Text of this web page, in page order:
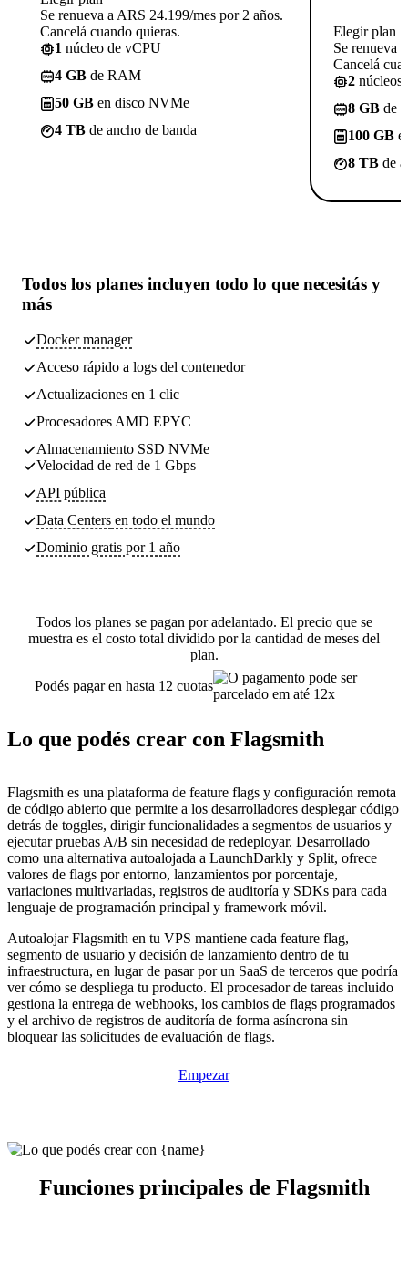
Se renueva a ARS 24.199/mes por 2 años.
Cancelá cuando quieras.
1 núcleo de vCPU
4 GB de RAM
50 GB en disco NVMe
4 TB de ancho de banda
Elegir plan
Se renueva
Cancelá
2 núcleos
8 GB de
100 GB
8 TB de
Todos los planes incluyen todo lo que necesitás y
más
Docker manager
Acceso rápido a logs del contenedor
Actualizaciones en 1 clic
Procesadores AMD EPYC
Almacenamiento SSD NVMe
Velocidad de red de 1 Gbps
API pública
Data Centers en todo el mundo
Dominio gratis por 1 año
Todos los planes se pagan por adelantado. El precio que se
muestra es el costo total dividido por la cantidad de meses del
plan.
Podés pagar en hasta 12 cuotas
Lo que podés crear con Flagsmith
Flagsmith es una plataforma de feature flags y configuración remota
de código abierto que permite a los desarrolladores desplegar código
detrás de toggles, dirigir funcionalidades a segmentos de usuarios y
ejecutar pruebas A/B sin necesidad de redeployar. Desarrollado
como una alternativa autoalojada a LaunchDarkly y Split, ofrece
valores de flags por entorno, lanzamientos por porcentaje,
variaciones multivariadas, registros de auditoría y SDKs para cada
lenguaje de programación principal y framework móvil.
Autoalojar Flagsmith en tu VPS mantiene cada feature flag,
segmento de usuario y decisión de lanzamiento dentro de tu
infraestructura, en lugar de pasar por un SaaS de terceros que podría
ver cómo se despliega tu producto. El procesador de tareas incluido
gestiona la entrega de webhooks, los cambios de flags programados
y el archivo de registros de auditoría de forma asíncrona sin
bloquear las solicitudes de evaluación de flags.
Empezar
Funciones principales de Flagsmith